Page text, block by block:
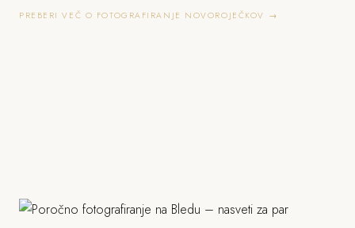
PREBERI VEČ O FOTOGRAFIRANJE NOVOROJEČKOV →